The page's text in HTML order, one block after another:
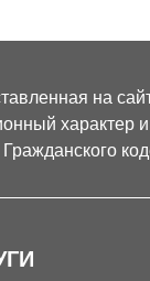
на
характер